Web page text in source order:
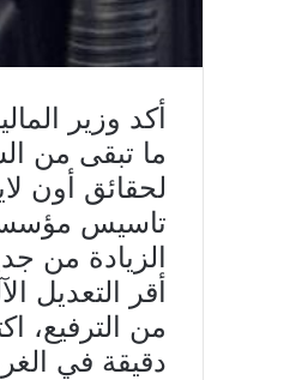
أكد وزير
ما تبقى من
لحقائق أون
تاسيس مؤسسة
أقر التعديل
من الترفيع،
دقيقة في